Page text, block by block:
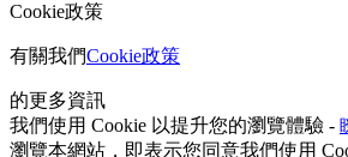
Cookie政策
有關我們Cookie政策
的更多資訊
我們使用 Cookie 以提升您的瀏覽體驗 -
瀏覽本網站，即表示您同意我們使用